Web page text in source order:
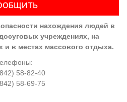
нахождения людей в
учреждениях, на
и в местах массового отдыха.
58-82-40
58-69-75